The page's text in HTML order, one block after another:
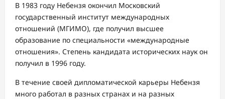
В 1983 году Небензя окончил Московский
государственный институт международных
отношений (МГИМО), где получил высшее
образование по специальности «международные
отношения». Степень кандидата исторических наук он
получил в 1996 году.
В течение своей дипломатической карьеры Небензя
много работал в разных странах и на разных